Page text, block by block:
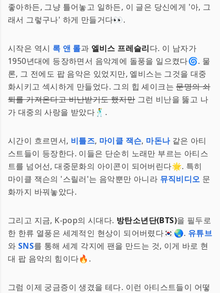
좋아하든, 그냥 틀어놓고 일하든, 이 글은 당신에게 '아, 그
래서 그렇구나' 하게 만들거다👀.
시작은 역시 록 앤 롤과 엘비스 프레슬리다. 이 남자가
1950년대에 등장하면서 음악계에 돌풍을 일으켰다🌀. 물
론, 그 전에도 팝 음악은 있었지만, 엘비스는 그것을 대중
화시키고 섹시하게 만들었다. 그의 힙 셰이크는문명의 쇠
퇴를 가져온다고 비난받기도 했지만그런 비난을 뚫고 나
가 대중의 사랑을 받았다🕺.
시간이 흐르면서, 비틀즈, 마이클 잭슨, 마돈나같은 아티
스트들이 등장한다. 이들은 단순히 노래만 부르는 아티스
트를 넘어선, 대중문화의 아이콘이 되어버린다🌟. 특히
마이클 잭슨의 '스릴러'는 음악뿐만 아니라 뮤직비디오 문
화까지 바꿔놓았다.
그리고 지금, K-pop의 시대다. 방탄소년단(BTS)을 필두로
한 한류 열풍은 세계적인 현상이 되어버렸다🇰🇷🌏. 유튜브
와 SNS를 통해 세계 각지에 팬을 만드는 것, 이게 바로 현
대 팝 음악의 힘이다🔥.
그럼 이제 궁금증이 생겼을 테다. 이런 아티스트들이 어떻